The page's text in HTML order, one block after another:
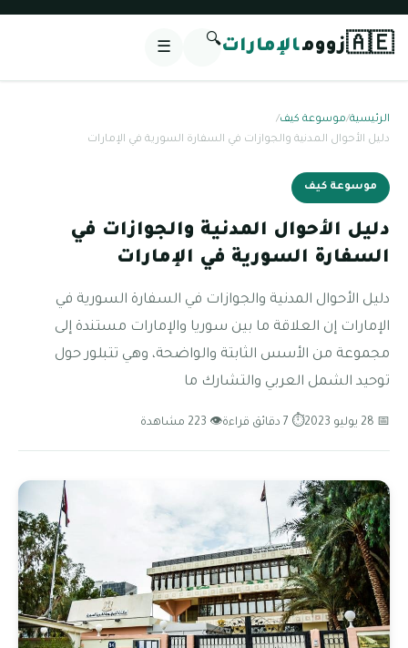
🇦🇪زوومالإمارات🔍
☰
الرئيسية/موسوعة كيف/
دليل الأحوال المدنية والجوازات في السفارة السورية في الإمارات
موسوعة كيف
دليل الأحوال المدنية والجوازات في
السفارة السورية في الإمارات
دليل الأحوال المدنية والجوازات في السفارة السورية في
الإمارات إن العلاقة ما بين سوريا والإمارات مستندة إلى
مجموعة من الأسس الثابتة والواضحة، وهي تتبلور حول
توحيد الشمل العربي والتشارك ما
📅 28 يوليو 2023 ⏱ 7 دقائق قراءة 👁 223 مشاهدة